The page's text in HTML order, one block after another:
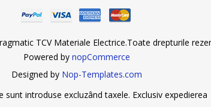
TCV Materiale Electrice.Toate drepturile
Powered by nopCommerce
Designed by Nop-Templates.com
sunt introduse excluzând taxele. Exclusiv expedierea